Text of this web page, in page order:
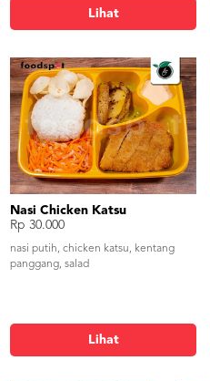
Lihat
Nasi Chicken Katsu
Rp 30.000
nasi putih, chicken katsu, kentang
panggang, salad
Lihat